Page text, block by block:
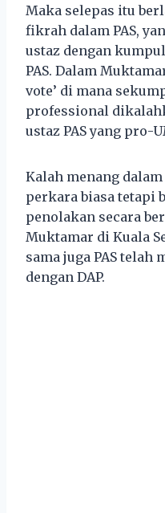
Maka selepas itu
fikrah dalam PAS,
ustaz dengan
PAS. Dalam
vote’ di mana
professional
ustaz PAS yang pro-
Kalah menang
perkara biasa tetapi
penolakan secara
Muktamar di Kuala
sama juga PAS telah
dengan DAP.